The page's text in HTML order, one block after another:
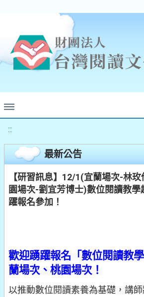
:::
最新公告
【研習訊息】12/1(宜蘭場次-林
園場次-劉宜芳博士)數位閱讀教
躍報名參加！
歡迎踴躍報名「數位閱讀教
蘭場次、桃園場次！
以推動數位閱讀素養為基礎，講師